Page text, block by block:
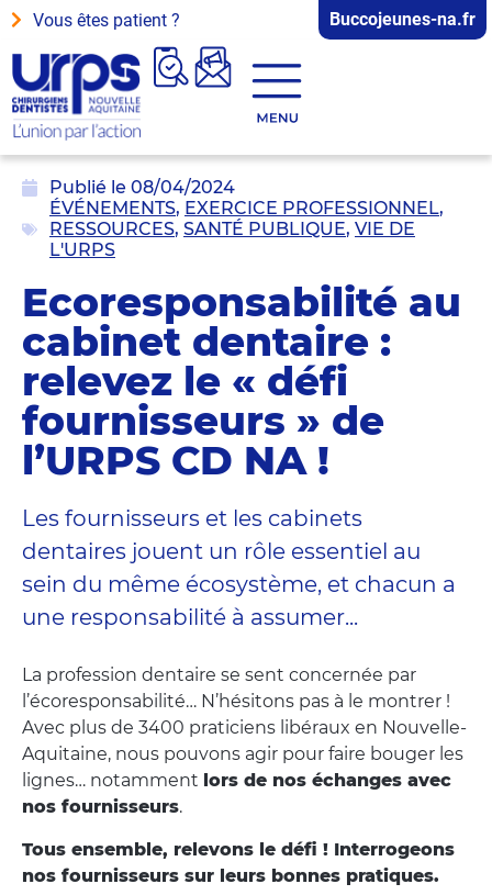
Vous êtes patient ? Buccojeunes-na.fr
Publié le 08/04/2024
ÉVÉNEMENTS, EXERCICE PROFESSIONNEL,
RESSOURCES, SANTÉ PUBLIQUE, VIE DE
L'URPS
Ecoresponsabilité au
cabinet dentaire :
relevez le « défi
fournisseurs » de
l’URPS CD NA !
Les fournisseurs et les cabinets
dentaires jouent un rôle essentiel au
sein du même écosystème, et chacun a
une responsabilité à assumer...
La profession dentaire se sent concernée par
l’écoresponsabilité… N’hésitons pas à le montrer !
Avec plus de 3400 praticiens libéraux en Nouvelle-
Aquitaine, nous pouvons agir pour faire bouger les
lignes… notamment lors de nos échanges avec
nos fournisseurs.
Tous ensemble, relevons le défi ! Interrogeons
nos fournisseurs sur leurs bonnes pratiques.